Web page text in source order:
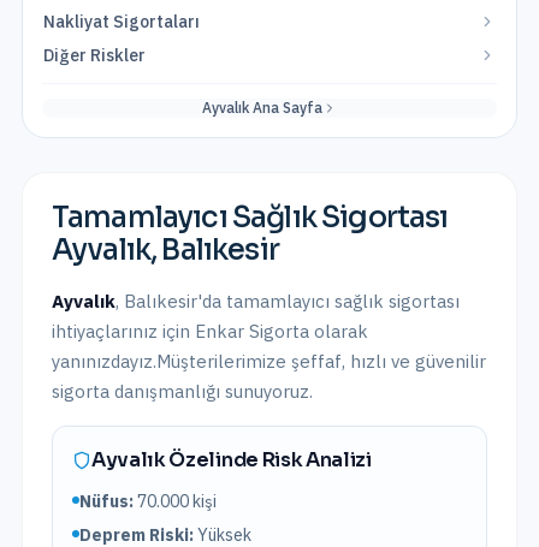
Nakliyat Sigortaları
Diğer Riskler
Ayvalık Ana Sayfa
Tamamlayıcı Sağlık Sigortası
Ayvalık, Balıkesir
Ayvalık, Balıkesir'da tamamlayıcı sağlık sigortası
ihtiyaçlarınız için Enkar Sigorta olarak
yanınızdayız.Müşterilerimize şeffaf, hızlı ve güvenilir
sigorta danışmanlığı sunuyoruz.
AyvalıkÖzelinde Risk Analizi
Nüfus:70.000kişi
Deprem Riski:Yüksek